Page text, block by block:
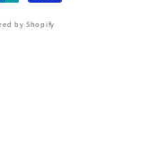
by Shopify